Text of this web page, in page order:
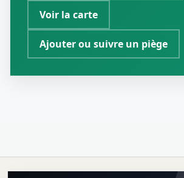
Voir la carte
Ajouter ou suivre un piège